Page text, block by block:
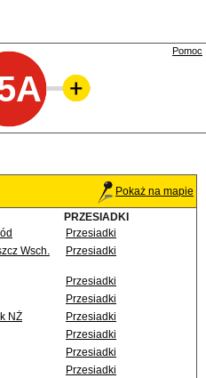
Pomoc
Pokaż na mapie
PRZESIADKI
Przesiadki
Wsch.
Przesiadki
Przesiadki
Przesiadki
NŻ
Przesiadki
Przesiadki
Przesiadki
Przesiadki